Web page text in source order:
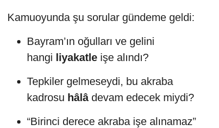
Kamuoyunda şu sorular gündeme geldi:
Bayram’ın oğulları ve gelini
hangi liyakatle işe alındı?
Tepkiler gelmeseydi, bu akraba
kadrosu hâlâdevam edecek miydi?
“Birinci derece akraba işe alınamaz”